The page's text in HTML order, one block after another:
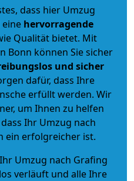
dass hier Umzug
hervorragende
Qualität bietet. Mit
Bonn können Sie sicher
und sicher
dafür, dass Ihre
erfüllt werden. Wir
um Ihnen zu helfen
Ihr Umzug nach
ein erfolgreicher ist.
Umzug nach Grafing
verläuft und alle Ihre